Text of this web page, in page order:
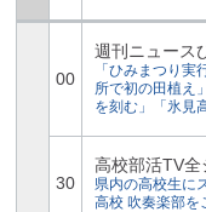
00
週刊ニュース
「ひみまつり
所で初の田植え
を刻む」「氷見
30
高校部活TV全
県内の高校生に
高校 吹奏楽部を